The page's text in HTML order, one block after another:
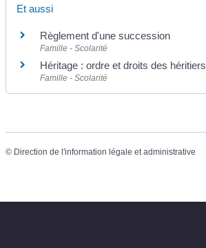
Et aussi
Règlement d'une succession
Famille - Scolarité
Héritage : ordre et droits des héritiers
Famille - Scolarité
© Direction de l'information légale et administrative